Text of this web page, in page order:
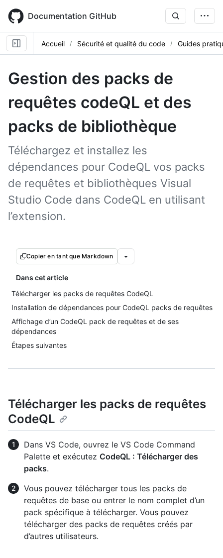
main
content
Documentation GitHub
Accueil Sécurité et qualité du code Guides
Gestion des packs de
requêtes codeQL et des
packs de bibliothèque
Téléchargez et installez les
dépendances pour CodeQL vos packs
de requêtes et bibliothèques Visual
Studio Code dans CodeQL en utilisant
l’extension.
Copier en tant que Markdown
Dans cet article
Télécharger les packs de requêtes CodeQL
Installation de dépendances pour CodeQL packs de requêtes
Affichage d’un CodeQL pack de requêtes et de ses
dépendances
Étapes suivantes
Télécharger les packs de requêtes
CodeQL
Dans VS Code, ouvrez le VS Code Command
Palette et exécutez CodeQL : Télécharger des
packs.
Vous pouvez télécharger tous les packs de
requêtes de base ou entrer le nom complet d’un
pack spécifique à télécharger. Vous pouvez
télécharger des packs de requêtes créés par
d’autres utilisateurs.